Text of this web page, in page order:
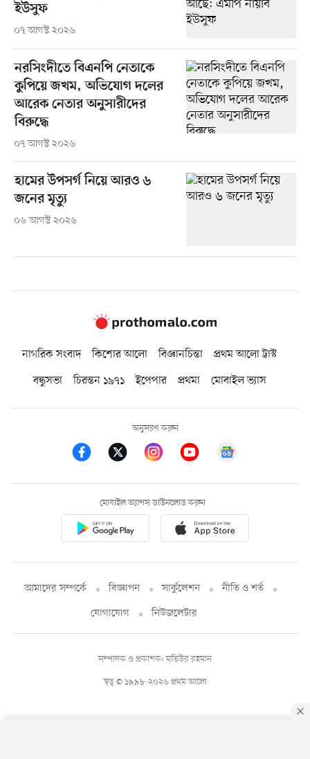
ইউসুফ
০৭ আগস্ট ২০২৬
নরসিংদীতে বিএনপি নেতাকে
কুপিয়ে জখম, অভিযোগ দলের
আরেক নেতার অনুসারীদের
বিরুদ্ধে
০৭ আগস্ট ২০২৬
হামের উপসর্গ নিয়ে আরও ৬
জনের মৃত্যু
০৬ আগস্ট ২০২৬
নাগরিক সংবাদ কিশোর আলো বিজ্ঞানচিন্তা
প্রথম আলো ট্রাস্ট
বন্ধুসভা
চিরন্তন ১৯৭১ ইপেপার প্রথমা মোবাইল ভ্যাস
অনুসরণ করুন
মোবাইল অ্যাপস ডাউনলোড করুন
আমাদের সম্পর্কে বিজ্ঞাপন সার্কুলেশন
নীতি ও শর্ত
যোগাযোগ
নিউজলেটার
স্বত্ব © ১৯৯৮-২০২৬ প্রথম আলো
সম্পাদক ও প্রকাশক: মতিউর রহমান